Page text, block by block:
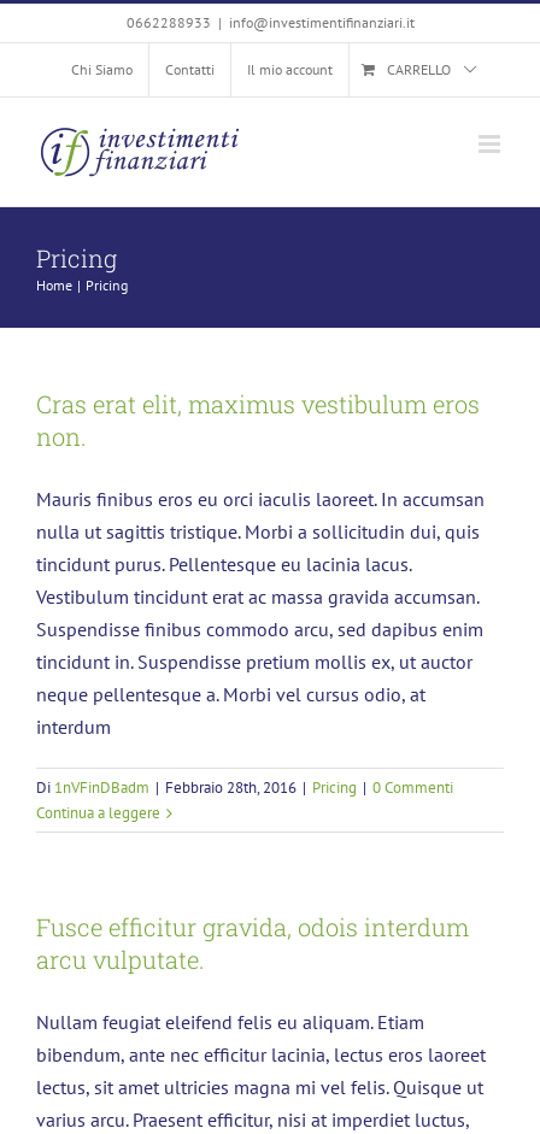
al
contenuto
0662288933 | info@investimentifinanziari.it
Chi Siamo Contatti Il mio account CARRELLO
Pricing
Home Pricing
Cras erat elit, maximus vestibulum eros
non.
Mauris finibus eros eu orci iaculis laoreet. In accumsan
nulla ut sagittis tristique. Morbi a sollicitudin dui, quis
tincidunt purus. Pellentesque eu lacinia lacus.
Vestibulum tincidunt erat ac massa gravida accumsan.
Suspendisse finibus commodo arcu, sed dapibus enim
tincidunt in. Suspendisse pretium mollis ex, ut auctor
neque pellentesque a. Morbi vel cursus odio, at
interdum
Di 1nVFinDBadm | Febbraio 28th, 2016 | Pricing | 0 Commenti
Continua a leggere
Fusce efficitur gravida, odois interdum
arcu vulputate.
Nullam feugiat eleifend felis eu aliquam. Etiam
bibendum, ante nec efficitur lacinia, lectus eros laoreet
lectus, sit amet ultricies magna mi vel felis. Quisque ut
varius arcu. Praesent efficitur, nisi at imperdiet luctus,